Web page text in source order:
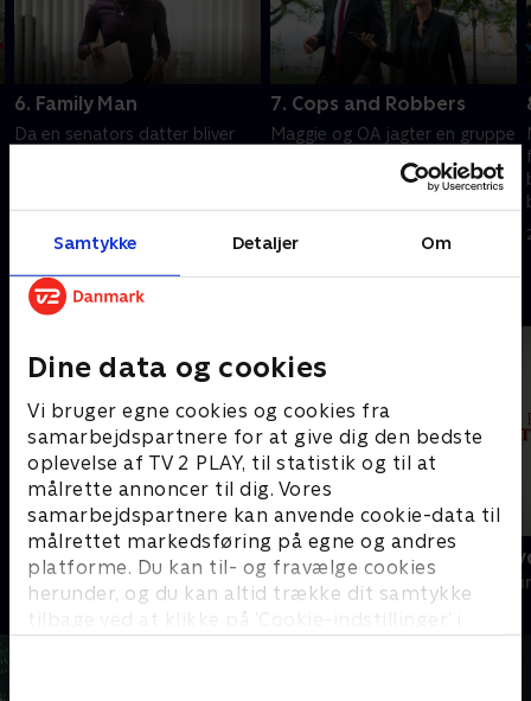
Samtykke Detaljer Om
Dine data og cookies
Vi bruger egne cookies og cookies fra
samarbejdspartnere for at give dig den bedste
oplevelse af TV 2 PLAY, til statistik og til at
målrette annoncer til dig. Vores
samarbejdspartnere kan anvende cookie-data til
målrettet markedsføring på egne og andres
platforme. Du kan til- og fravælge cookies
herunder, og du kan altid trække dit samtykke
tilbage ved at klikke på ’Cookie-indstillinger’ i
6. Family Man
Da en senators datter bliver
20. september 2022 • 40 min
7. Cops and Robbers
Maggie og OA jagter en gruppe
forklædt som politibetjente.
20. september 2022 • 41 min
Andre så også
Van der Valk
Krimi & Spænding • 4 sæsoner
Mord på
Krimi &